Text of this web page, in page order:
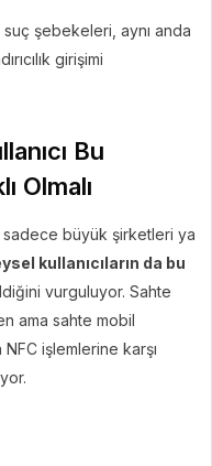
şebekeleri, aynı anda
girişimi
Bu
Olmalı
sadece büyük şirketleri ya
kullanıcıların da bu
vurguluyor. Sahte
ama sahte mobil
işlemlerine karşı